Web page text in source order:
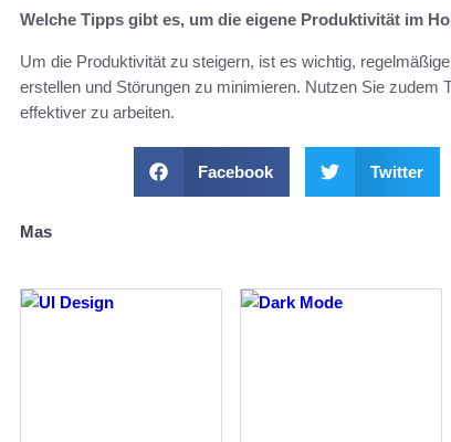
Welche Tipps gibt es, um die eigene Produktivität im
Um die Produktivität zu steigern, ist es wichtig,
erstellen und Störungen zu minimieren. Nutzen Sie zudem
effektiver zu arbeiten.
Facebook Twitter
Mas